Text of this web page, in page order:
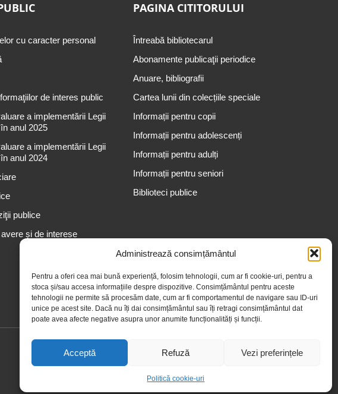
Administrează consimțământul
Pentru a oferi cea mai bună experiență, folosim tehnologii, cum ar fi cookie-uri, pentru a
stoca și/sau accesa informațiile despre dispozitive. Consimțământul pentru aceste
tehnologii ne permite să procesăm date, cum ar fi comportamentul de navigare sau ID-uri
unice pe acest site. Dacă nu îți dai consimțământul sau îți retragi consimțământul dat
poate avea afecte negative asupra unor anumite funcționalități și funcții.
Acceptă Refuză Vezi preferințele
Politică cookie-uri
cu caracter personal
de interes public
a implementării Legii
anul 2025
a implementării Legii
anul 2024
publice
și de interese
PAGINA CITITORULUI
Întreabă bibliotecarul
Abonamente publicaţii periodice
Anuare, bibliografii
Cartea lunii din colecțiile speciale
Informații pentru copii
Informații pentru adolescenți
Informații pentru adulți
Informații pentru seniori
Biblioteci publice